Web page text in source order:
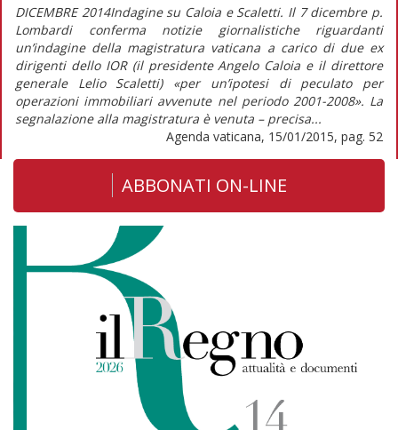
DICEMBRE 2014Indagine su Caloia e Scaletti. Il 7 dicembre p.
Lombardi conferma notizie giornalistiche riguardanti
un’indagine della magistratura vaticana a carico di due ex
dirigenti dello IOR (il presidente Angelo Caloia e il direttore
generale Lelio Scaletti) «per un’ipotesi di peculato per
operazioni immobiliari avvenute nel periodo 2001-2008». La
segnalazione alla magistratura è venuta – precisa...
Agenda vaticana, 15/01/2015, pag. 52
ABBONATI ON-LINE